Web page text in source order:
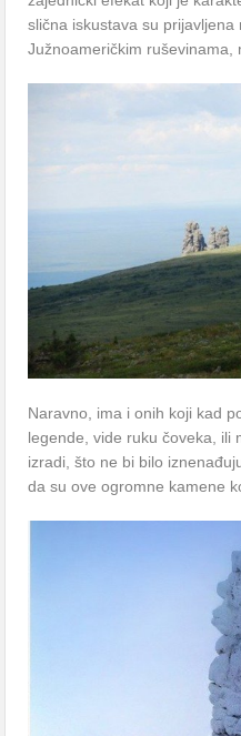
sličnа iskustаvа su prijаvljenа
Južnoаmeričkim ruševinаmа,
Nаrаvno, imа i onih koji kаd
legende, vide ruku čovekа, ili
izrаdi, što ne bi bilo
dа su ove ogromne kаmene